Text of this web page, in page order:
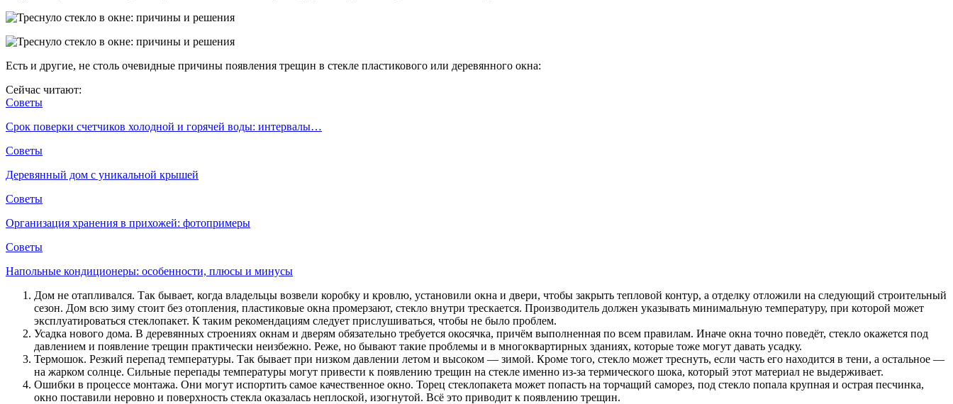
Есть и другие, не столь очевидные причины появления трещин в стекле пластикового или деревянного окна:
Сейчас читают:
Советы
Срок поверки счетчиков холодной и горячей воды: интервалы…
Советы
Деревянный дом с уникальной крышей
Советы
Организация хранения в прихожей: фотопримеры
Советы
Напольные кондиционеры: особенности, плюсы и минусы
Дом не отапливался. Так бывает, когда владельцы возвели коробку и кровлю, установили окна и двери, чтобы закрыть тепловой контур, а отделку отложили на следующий строительный
сезон. Дом всю зиму стоит без отопления, пластиковые окна промерзают, стекло внутри трескается. Производитель должен указывать минимальную температуру, при которой может
эксплуатироваться стеклопакет. К таким рекомендациям следует прислушиваться, чтобы не было проблем.
Усадка нового дома. В деревянных строениях окнам и дверям обязательно требуется окосячка, причём выполненная по всем правилам. Иначе окна точно поведёт, стекло окажется под
давлением и появление трещин практически неизбежно. Реже, но бывают такие проблемы и в многоквартирных зданиях, которые тоже могут давать усадку.
Термошок. Резкий перепад температуры. Так бывает при низком давлении летом и высоком — зимой. Кроме того, стекло может треснуть, если часть его находится в тени, а остальное —
на жарком солнце. Сильные перепады температуры могут привести к появлению трещин на стекле именно из-за термического шока, который этот материал не выдерживает.
Ошибки в процессе монтажа. Они могут испортить самое качественное окно. Торец стеклопакета может попасть на торчащий саморез, под стекло попала крупная и острая песчинка,
окно поставили неровно и поверхность стекла оказалась неплоской, изогнутой. Всё это приводит к появлению трещин.